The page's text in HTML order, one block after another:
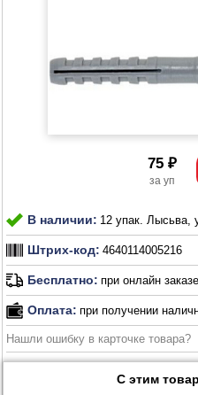
75 ₽
В наличии: 12 упак. Лысьва,
Штрих-код: 4640114005216
Бесплатно: при онлайн
Оплата: при получении
Нашли ошибку в карточке товара?
С этим